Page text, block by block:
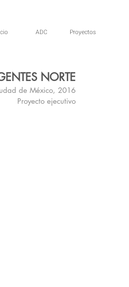
ADC Proyectos
NORTE
de México, 2016
Proyecto ejecutivo